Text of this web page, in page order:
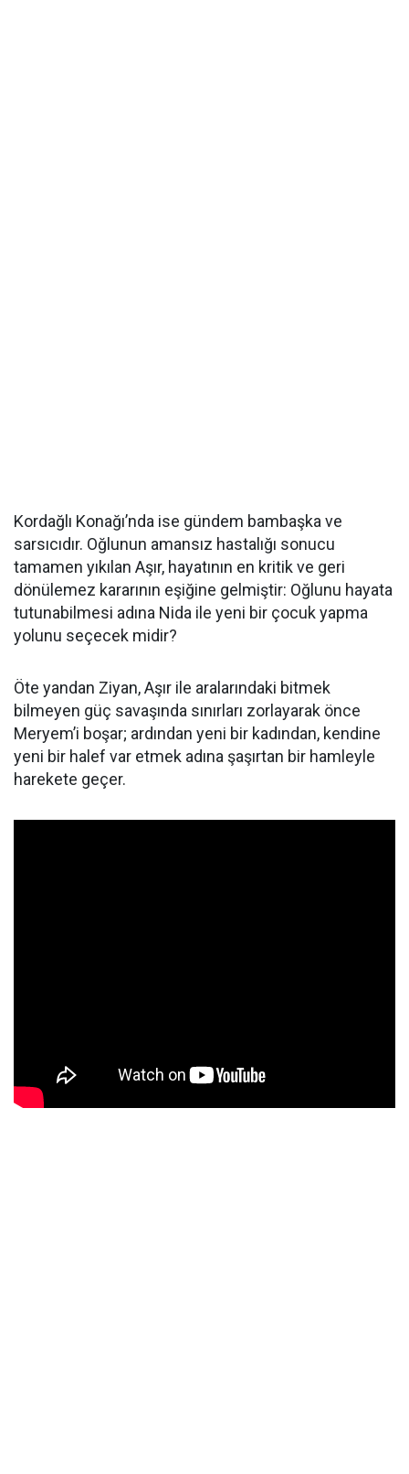
Kordağlı Konağı’nda ise gündem bambaşka ve
sarsıcıdır. Oğlunun amansız hastalığı sonucu
tamamen yıkılan Aşır, hayatının en kritik ve geri
dönülemez kararının eşiğine gelmiştir: Oğlunu hayata
tutunabilmesi adına Nida ile yeni bir çocuk yapma
yolunu seçecek midir?
Öte yandan Ziyan, Aşır ile aralarındaki bitmek
bilmeyen güç savaşında sınırları zorlayarak önce
Meryem’i boşar; ardından yeni bir kadından, kendine
yeni bir halef var etmek adına şaşırtan bir hamleyle
harekete geçer.